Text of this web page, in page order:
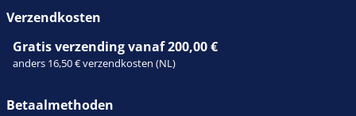
Verzendkosten
Gratis verzending vanaf 200,00 €
anders 16,50 € verzendkosten (NL)
Betaalmethoden